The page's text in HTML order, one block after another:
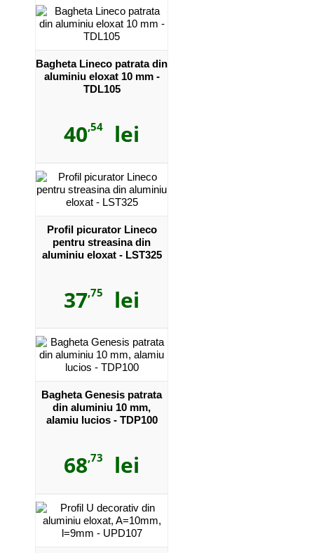
Bagheta Lineco patrata din
aluminiu eloxat 10 mm -
TDL105
40,54 lei
Profil picurator Lineco
pentru streasina din
aluminiu eloxat - LST325
37,75 lei
Bagheta Genesis patrata
din aluminiu 10 mm,
alamiu lucios - TDP100
68,73 lei